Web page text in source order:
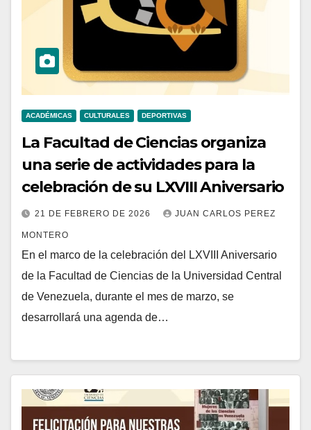
ACADÉMICAS CULTURALES DEPORTIVAS
La Facultad de Ciencias organiza
una serie de actividades para la
celebración de su LXVIII Aniversario
21 DE FEBRERO DE 2026 JUAN CARLOS PEREZ
MONTERO
En el marco de la celebración del LXVIII Aniversario
de la Facultad de Ciencias de la Universidad Central
de Venezuela, durante el mes de marzo, se
desarrollará una agenda de…